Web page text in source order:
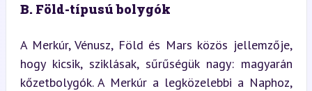
B. Föld-típusú bolygók
A Merkúr, Vénusz, Föld és Mars közös jellemzője,
hogy kicsik, sziklásak, sűrűségük nagy: magyarán
kőzetbolygók. A Merkúr a legközelebbi a Naphoz,